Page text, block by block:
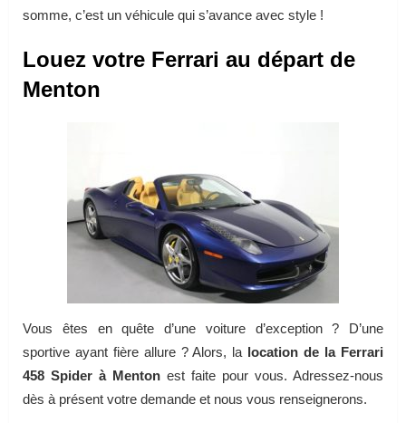
somme, c’est un véhicule qui s’avance avec style !
Louez votre Ferrari au départ de
Menton
Vous êtes en quête d’une voiture d’exception ? D’une
sportive ayant fière allure ? Alors, la location de la Ferrari
458 Spider à Menton est faite pour vous. Adressez-nous
dès à présent votre demande et nous vous renseignerons.